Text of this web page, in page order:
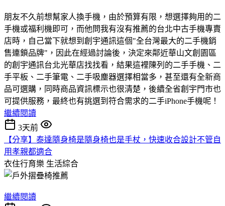
朋友不久前想幫家人換手機，由於預算有限，想選擇夠用的二
手機或福利機即可，而他問我有沒有推薦的台北中古手機專賣
店時，自己當下就想到創宇通訊這個"全台灣最大的二手機銷
售連鎖品牌"，因此在經過討論後，決定來鄰近華山文創園區
的創宇通訊台北光華店找找看，結果這裡陳列的二手手機、二
手平板、二手筆電、二手吸塵器選擇相當多，甚至還有全新商
品可選購，同時商品資訊標示也很清楚，後續全省創宇門市也
可提供服務，最終也有挑選到符合需求的二手iPhone手機呢！
繼續閱讀
3天前
【分享】泰達隨身椅是隨身椅也是手杖，快速收合設計不管自
用孝親都適合
衣住行育樂 生活綜合
繼續閱讀